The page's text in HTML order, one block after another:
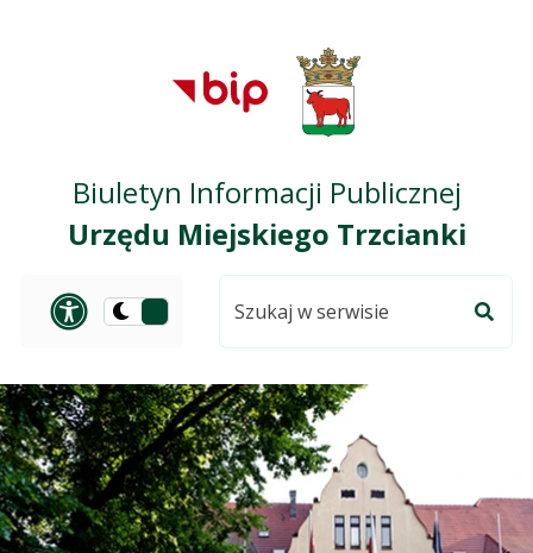
Przejdź do
głównego menu
Przejdź do treści
Przejdź do mapy
serwisu
Biuletyn Informacji Publicznej
Urzędu Miejskiego Trzcianki
Panel dostosowania
Przełącz
ciemną
serwisie